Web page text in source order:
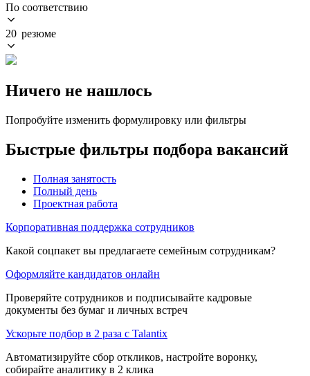
По соответствию
20 резюме
Ничего не нашлось
Попробуйте изменить формулировку или фильтры
Быстрые фильтры подбора вакансий
Полная занятость
Полный день
Проектная работа
Корпоративная поддержка сотрудников
Какой соцпакет вы предлагаете семейным сотрудникам?
Оформляйте кандидатов онлайн
Проверяйте сотрудников и подписывайте кадровые
документы без бумаг и личных встреч
Ускорьте подбор в 2 раза с Talantix
Автоматизируйте сбор откликов, настройте воронку,
собирайте аналитику в 2 клика